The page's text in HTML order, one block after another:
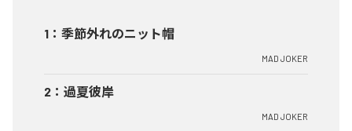
1 ： 季節外れのニット帽
MAD JOKER
2 ： 過夏彼岸
MAD JOKER